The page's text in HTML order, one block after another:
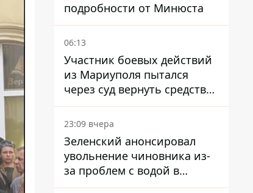
подробности от Минюста
06:13
Участник боевых действий
из Мариуполя пытался
через суд вернуть средства
субсидии со счета в
Ощадбанке – каким было
решение
23:09 вчера
Зеленский анонсировал
увольнение чиновника из-
за проблем с водой в
Марганце